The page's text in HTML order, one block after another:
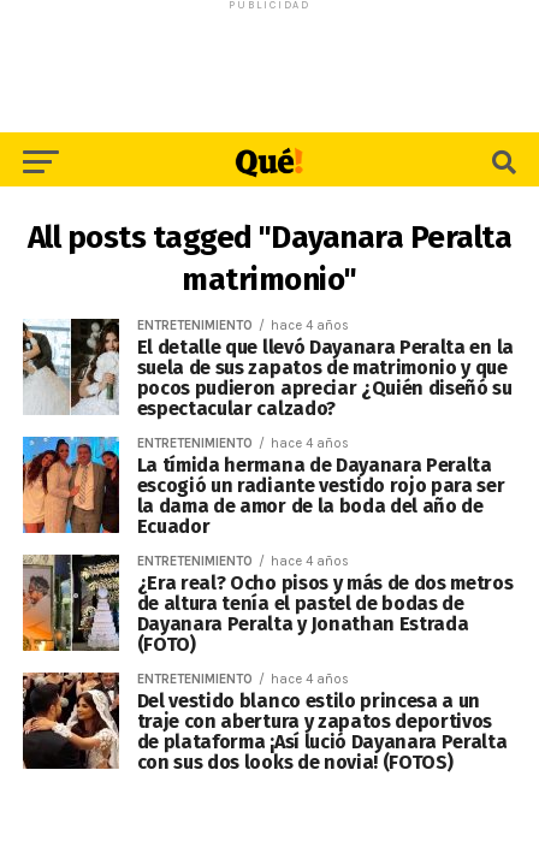
PUBLICIDAD
All posts tagged "Dayanara Peralta
matrimonio"
ENTRETENIMIENTO hace 4 años
El detalle que llevó Dayanara Peralta en la
suela de sus zapatos de matrimonio y que
pocos pudieron apreciar ¿Quién diseñó su
espectacular calzado?
ENTRETENIMIENTO hace 4 años
La tímida hermana de Dayanara Peralta
escogió un radiante vestido rojo para ser
la dama de amor de la boda del año de
Ecuador
ENTRETENIMIENTO hace 4 años
¿Era real? Ocho pisos y más de dos metros
de altura tenía el pastel de bodas de
Dayanara Peralta y Jonathan Estrada
(FOTO)
ENTRETENIMIENTO hace 4 años
Del vestido blanco estilo princesa a un
traje con abertura y zapatos deportivos
de plataforma ¡Así lució Dayanara Peralta
con sus dos looks de novia! (FOTOS)